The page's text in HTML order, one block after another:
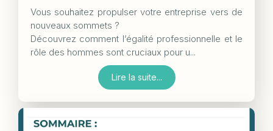
Vous souhaitez propulser votre entreprise vers de
nouveaux sommets ?
Découvrez comment l’égalité professionnelle et le
rôle des hommes sont cruciaux pour u...
Lire la suite...